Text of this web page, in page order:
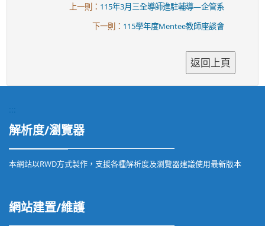
上一則： 115年3月三全導師進駐輔導—企管系
下一則： 115學年度Mentee教師座談會
解析度/瀏覽器
本網站以RWD方式製作，支援各種解析度及瀏覽器建議使用最新版本
網站建置/維護